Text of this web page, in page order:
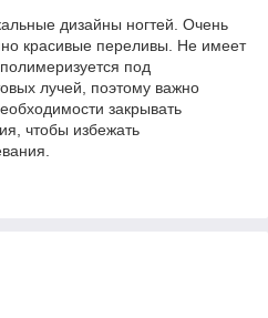
дизайны ногтей. Очень
красивые переливы. Не имеет
под
лучей, поэтому важно
закрывать
чтобы избежать